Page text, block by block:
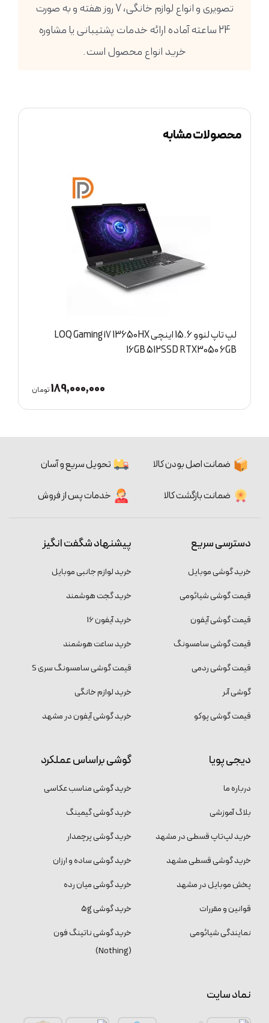
تصویری و انواع لوازم خانگی، 7 روز هفته و به صورت
24 ساعته آماده ارائه خدمات پشتیبانی یا مشاوره
خرید انواع محصول است.
محصولات مشابه
لپ تاپ لنوو 15.6 اینچی IdeaPad Slim 3 R5 5625U
8GB 512SSD
85,000,000تومان
ضمانت اصل بودن کالا تحویل سریع و آسان
ضمانت بازگشت کالا خدمات پس از فروش
دسترسی سریع
خرید گوشی موبایل
قیمت گوشی شیائومی
قیمت گوشی آیفون
قیمت گوشی سامسونگ
قیمت گوشی ردمی
گوشی آنر
قیمت گوشی پوکو
پیشنهاد شگفت انگیز
خرید لوازم جانبی موبایل
خرید گجت هوشمند
خرید آیفون 16
خرید ساعت هوشمند
قیمت گوشی سامسونگ سری S
خرید لوازم خانگی
خرید گوشی آیفون در مشهد
دیجی پویا
درباره ما
بلاگ آموزشی
خرید لپ‌تاپ قسطی در مشهد
خرید گوشی قسطی مشهد
پخش موبایل در مشهد
قوانین و مقررات
نمایندگی شیائومی
گوشی براساس عملکرد
خرید گوشی مناسب عکاسی
خرید گوشی گیمینگ
خرید گوشی پرچمدار
خرید گوشی ساده و ارزان
خرید گوشی میان رده
خرید گوشی 5g
خرید گوشی ناتینگ فون
(Nothing)
نماد سایت